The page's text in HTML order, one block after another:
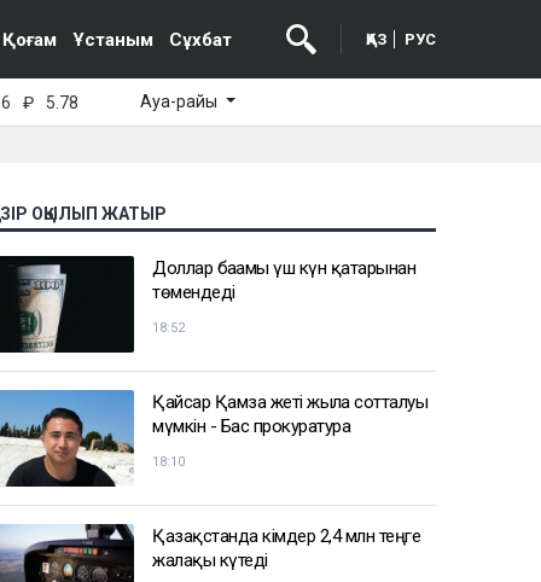
Қоғам Ұстаным Сұхбат ҚАЗ РУС
₽ 5.78 Ауа-райы
ОҚЫЛЫП ЖАТЫР
Доллар бағамы үш күн қатарынан
төмендеді
18:52
Қайсар Қамза жеті жылға сотталуы
мүмкін - Бас прокуратура
18:10
Қазақстанда кімдер 2,4 млн теңге
жалақы күтеді